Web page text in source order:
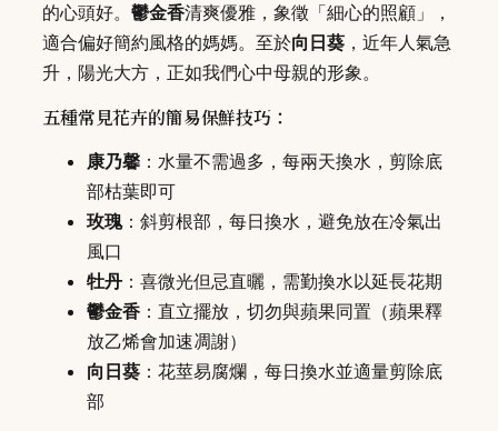
的心頭好。 鬱金香清爽優雅，象徵「細心的照顧」，
適合偏好簡約風格的媽媽。至於向日葵 ，近年人氣急
升，陽光大方，正如我們心中母親的形象。
五種常見花卉的簡易保鮮技巧：
康乃馨 ：水量不需過多，每兩天換水，剪除底
部枯葉即可
玫瑰：斜剪根部，每日換水，避免放在冷氣出
風口
牡丹 ：喜微光但忌直曬，需勤換水以延長花期
鬱金香 ：直立擺放，切勿與蘋果同置（蘋果釋
放乙烯會加速凋謝）
向日葵 ：花莖易腐爛，每日換水並適量剪除底
部